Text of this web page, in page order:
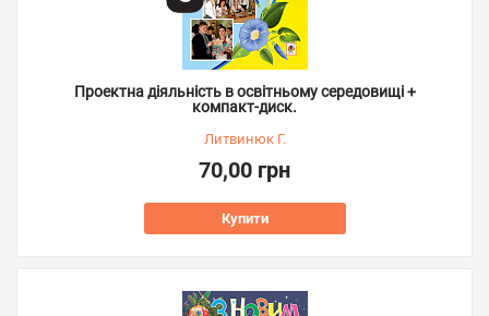
Проектна діяльність в освітньому середовищі +
компакт-диск.
Литвинюк Г.
70,00 грн
Купити